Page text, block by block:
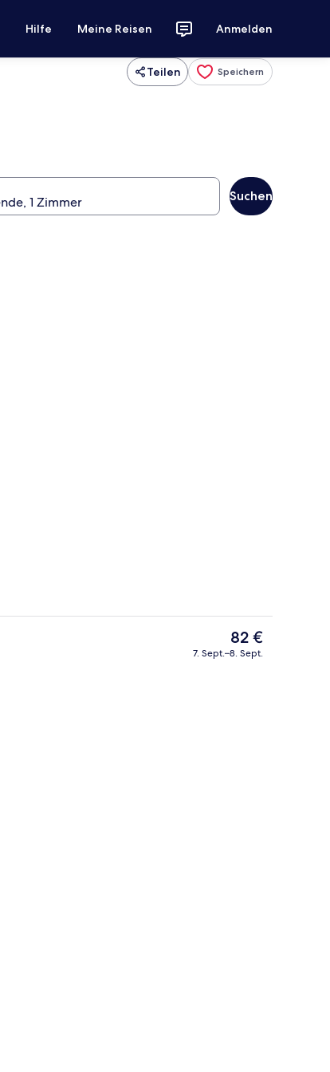
Hilfe Meine Reisen Anmelden
Teilen Speichern
Suchen
Der
aktuelle
Preis
82 €
7. Sept.–8. Sept.